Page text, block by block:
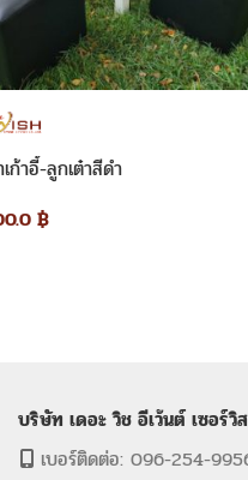
เก้าอี้-ลูกเต๋าสีดำ
฿
บริษัท เดอะ วิช อีเว้นต์ เซอร์วิ
เบอร์ติดต่อ: 096-254-